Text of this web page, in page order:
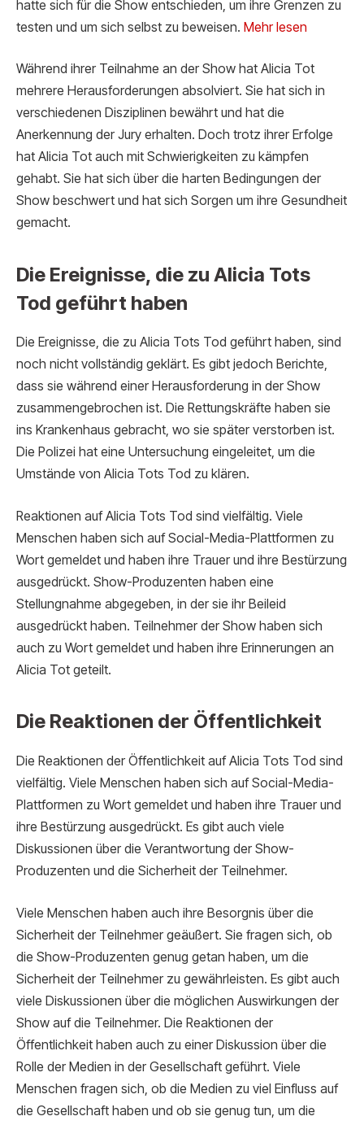
hatte sich für die Show entschieden, um ihre Grenzen zu
testen und um sich selbst zu beweisen. Mehr lesen
Während ihrer Teilnahme an der Show hat Alicia Tot
mehrere Herausforderungen absolviert. Sie hat sich in
verschiedenen Disziplinen bewährt und hat die
Anerkennung der Jury erhalten. Doch trotz ihrer Erfolge
hat Alicia Tot auch mit Schwierigkeiten zu kämpfen
gehabt. Sie hat sich über die harten Bedingungen der
Show beschwert und hat sich Sorgen um ihre Gesundheit
gemacht.
Die Ereignisse, die zu Alicia Tots
Tod geführt haben
Die Ereignisse, die zu Alicia Tots Tod geführt haben, sind
noch nicht vollständig geklärt. Es gibt jedoch Berichte,
dass sie während einer Herausforderung in der Show
zusammengebrochen ist. Die Rettungskräfte haben sie
ins Krankenhaus gebracht, wo sie später verstorben ist.
Die Polizei hat eine Untersuchung eingeleitet, um die
Umstände von Alicia Tots Tod zu klären.
Reaktionen auf Alicia Tots Tod sind vielfältig. Viele
Menschen haben sich auf Social-Media-Plattformen zu
Wort gemeldet und haben ihre Trauer und ihre Bestürzung
ausgedrückt. Show-Produzenten haben eine
Stellungnahme abgegeben, in der sie ihr Beileid
ausgedrückt haben. Teilnehmer der Show haben sich
auch zu Wort gemeldet und haben ihre Erinnerungen an
Alicia Tot geteilt.
Die Reaktionen der Öffentlichkeit
Die Reaktionen der Öffentlichkeit auf Alicia Tots Tod sind
vielfältig. Viele Menschen haben sich auf Social-Media-
Plattformen zu Wort gemeldet und haben ihre Trauer und
ihre Bestürzung ausgedrückt. Es gibt auch viele
Diskussionen über die Verantwortung der Show-
Produzenten und die Sicherheit der Teilnehmer.
Viele Menschen haben auch ihre Besorgnis über die
Sicherheit der Teilnehmer geäußert. Sie fragen sich, ob
die Show-Produzenten genug getan haben, um die
Sicherheit der Teilnehmer zu gewährleisten. Es gibt auch
viele Diskussionen über die möglichen Auswirkungen der
Show auf die Teilnehmer. Die Reaktionen der
Öffentlichkeit haben auch zu einer Diskussion über die
Rolle der Medien in der Gesellschaft geführt. Viele
Menschen fragen sich, ob die Medien zu viel Einfluss auf
die Gesellschaft haben und ob sie genug tun, um die